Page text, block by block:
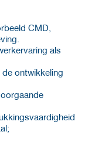
CMD,
als
ontwikkeling